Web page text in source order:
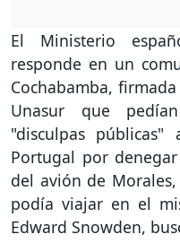
El Ministerio
responde en un
Cochabamba,
Unasur que
"disculpas
Portugal por
del avión de
podía viajar en el
Edward Snowden,